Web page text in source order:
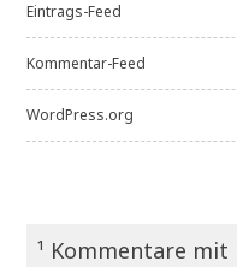
Eintrags-Feed
Kommentar-Feed
WordPress.org
¹ Kommentare